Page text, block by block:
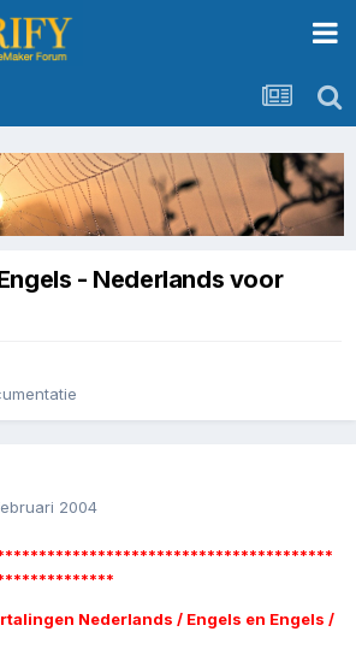
- Nederlands voor
2004
Nederlands / Engels en Engels /